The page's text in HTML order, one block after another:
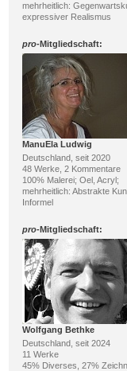
mehrheitlich:
expressiver Realismus
pro-Mitgliedschaft:
ManuEla Ludwig
Deutschland, seit 2020
48 Werke, 2 Kommentare
100% Malerei; Oel, Acryl;
mehrheitlich: Abstrakte
Informel
pro-Mitgliedschaft:
Wolfgang Bethke
Deutschland, seit 2024
11 Werke
45% Diverses, 27%